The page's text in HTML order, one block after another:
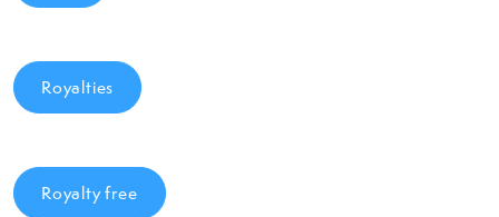
Royalties
Royalty free